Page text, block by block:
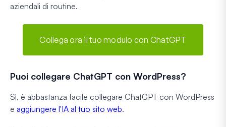
aziendali di routine.
Collega ora il tuo modulo con ChatGPT
Puoi collegare ChatGPT con WordPress?
Sì, è abbastanza facile collegare ChatGPT con WordPress
e aggiungere l'IA al tuo sito web.